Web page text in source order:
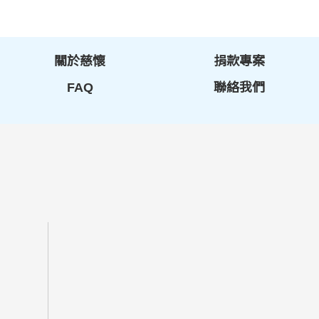
關於慈懷 捐款專案
FAQ
聯絡我們